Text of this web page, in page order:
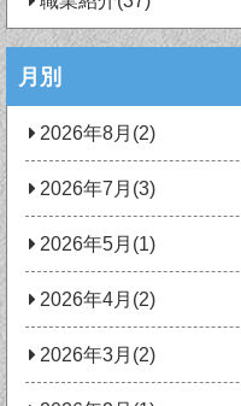
月別
2026年8月(2)
2026年7月(3)
2026年5月(1)
2026年4月(2)
2026年3月(2)